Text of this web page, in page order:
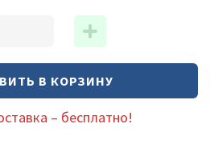
В КОРЗИНУ
– бесплатно!